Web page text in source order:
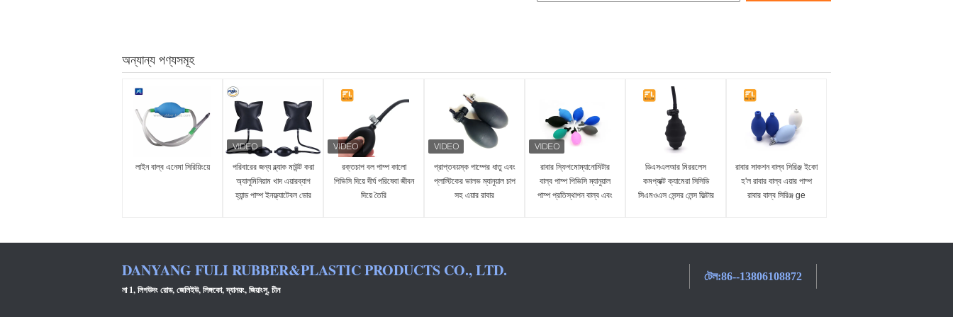
অন্যান্য পণ্যসমূহ
লাইন বাল্ব এনেমা সিরিয়িংয়ে
পরিবারের জন্য ব্ল্যাক মাউন্ট করা
অ্যালুমিনিয়াম খাদ এয়ারব্যাগ
হ্যান্ড পাম্প ইনফ্ল্যাটেবল ডোর
রক্তচাপ বল পাম্প কালো
পিভিসি দিয়ে দীর্ঘ পরিষেবা জীবন
দিয়ে তৈরি
প্রাপ্তবয়স্ক পাম্পের ধাতু এবং
প্লাস্টিকের ভালভ ম্যানুয়াল চাপ
সহ এয়ার রাবার
রাবার স্ফিগমোম্যানোমিটার
বাল্ব পাম্প পিভিসি ম্যানুয়াল
পাম্প প্রতিস্থাপন বাল্ব এবং
ডিএসএলআর মিররলেস
কমপ্যাক্ট ক্যামেরা সিসিডি
সিএমওএস সেন্সর লেন্স ফিল্টার
রাবার সাকশন বাল্ব সিরিঞ্জ ইকো
হ'ল রাবার বাল্ব এয়ার পাম্প
রাবার বাল্ব সিরিঞ্জ ge
DANYANG FULI RUBBER&PLASTIC PRODUCTS CO., LTD.
না 1, লিগউদং রোড, জেলিইউ, লিঙ্গকো, দ্যানয়ং, জিয়াংসু, চীন
টেল:86--13806108872